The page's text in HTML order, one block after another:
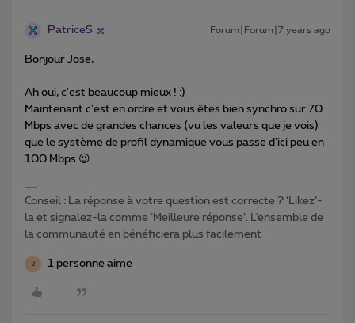
PatriceS Forum|Forum|7 years ago
Bonjour Jose,
Ah oui, c'est beaucoup mieux ! :)
Maintenant c'est en ordre et vous êtes bien synchro sur 70
Mbps avec de grandes chances (vu les valeurs que je vois)
que le système de profil dynamique vous passe d'ici peu en
100 Mbps 😉
Conseil : La réponse à votre question est correcte ? ‘Likez’-
la et signalez-la comme ‘Meilleure réponse’. L’ensemble de
la communauté en bénéficiera plus facilement
1 personne aime